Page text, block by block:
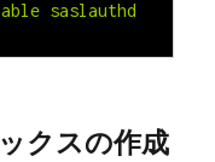
saslauthd
クスの作成